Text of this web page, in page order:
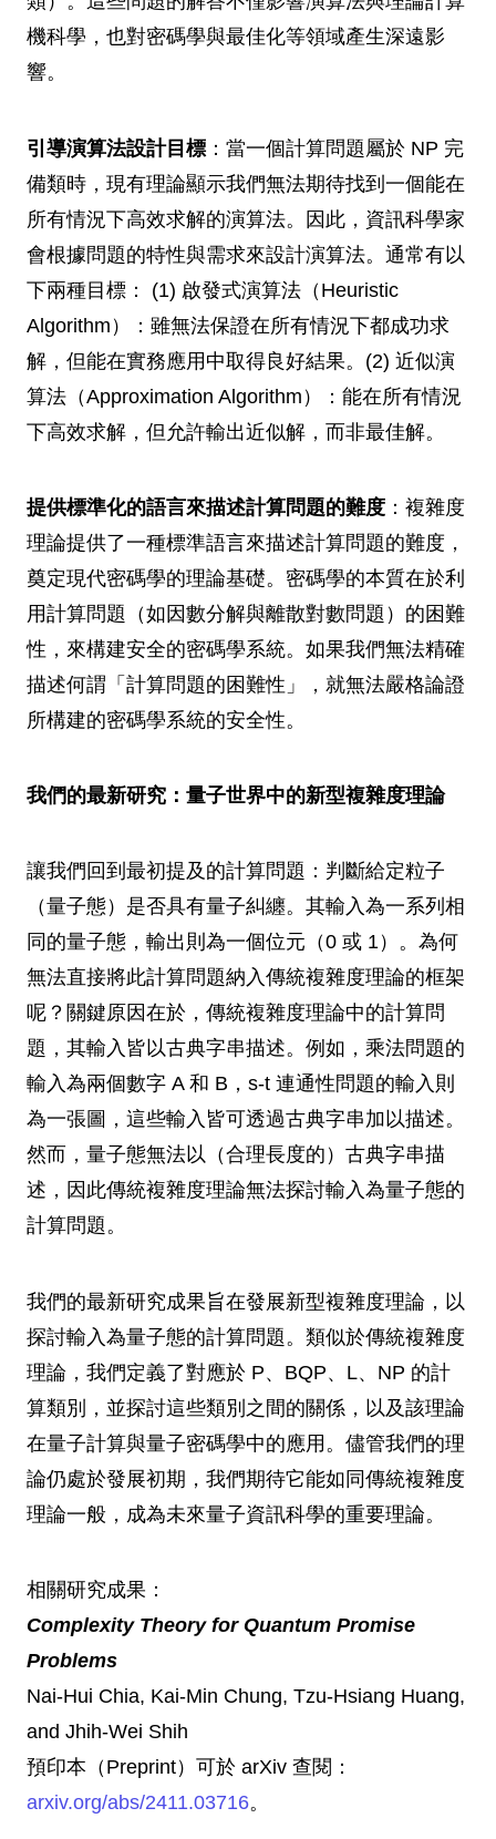
機科學，也對密碼學與最佳化等領域產生深遠影
響。
引導演算法設計目標 ：當一個計算問題屬於 NP 完
備類時，現有理論顯示我們無法期待找到一個能在
所有情況下高效求解的演算法。因此，資訊科學家
會根據問題的特性與需求來設計演算法。通常有以
下兩種目標： (1) 啟發式演算法（Heuristic
Algorithm）：雖無法保證在所有情況下都成功求
解，但能在實務應用中取得良好結果。(2) 近似演
算法（Approximation Algorithm）：能在所有情況
下高效求解，但允許輸出近似解，而非最佳解。
提供標準化的語言來描述計算問題的難度 ：複雜度
理論提供了一種標準語言來描述計算問題的難度，
奠定現代密碼學的理論基礎。密碼學的本質在於利
用計算問題（如因數分解與離散對數問題）的困難
性，來構建安全的密碼學系統。如果我們無法精確
描述何謂「計算問題的困難性」，就無法嚴格論證
所構建的密碼學系統的安全性。
我們的最新研究：量子世界中的新型複雜度理論
讓我們回到最初提及的計算問題：判斷給定粒子
（量子態）是否具有量子糾纏。其輸入為一系列相
同的量子態，輸出則為一個位元（0 或 1）。為何
無法直接將此計算問題納入傳統複雜度理論的框架
呢？關鍵原因在於，傳統複雜度理論中的計算問
題，其輸入皆以古典字串描述。例如，乘法問題的
輸入為兩個數字 A 和 B，s-t 連通性問題的輸入則
為一張圖，這些輸入皆可透過古典字串加以描述。
然而，量子態無法以（合理長度的）古典字串描
述，因此傳統複雜度理論無法探討輸入為量子態的
計算問題。
我們的最新研究成果旨在發展新型複雜度理論，以
探討輸入為量子態的計算問題。類似於傳統複雜度
理論，我們定義了對應於 P、BQP、L、NP 的計
算類別，並探討這些類別之間的關係，以及該理論
在量子計算與量子密碼學中的應用。儘管我們的理
論仍處於發展初期，我們期待它能如同傳統複雜度
理論一般，成為未來量子資訊科學的重要理論。
相關研究成果：
Complexity Theory for Quantum Promise
Problems
Nai-Hui Chia, Kai-Min Chung, Tzu-Hsiang Huang,
and Jhih-Wei Shih
預印本（Preprint）可於 arXiv 查閱：
arxiv.org/abs/2411.03716。